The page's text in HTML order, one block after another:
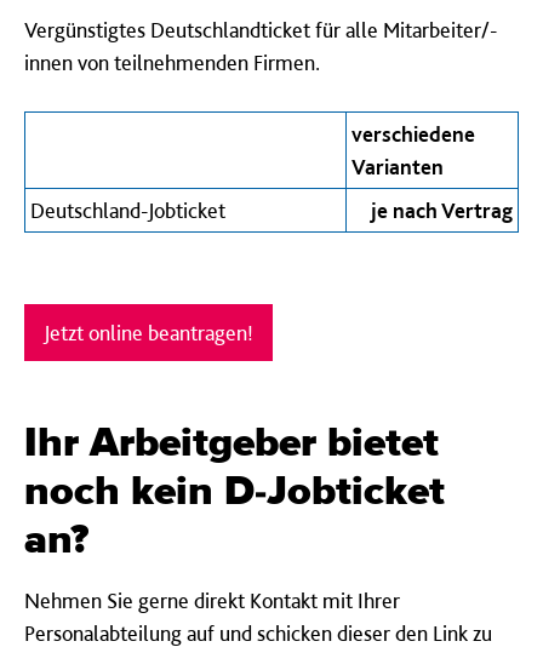
Vergünstigtes Deutschlandticket für alle Mitarbeiter/-
innen von teilnehmenden Firmen.
verschiedene
Varianten
Deutschland-Jobticket
je nach Vertrag
Jetzt online beantragen!
Ihr Arbeitgeber bietet
noch kein D-Jobticket
an?
Nehmen Sie gerne direkt Kontakt mit Ihrer
Personalabteilung auf und schicken dieser den Link zu